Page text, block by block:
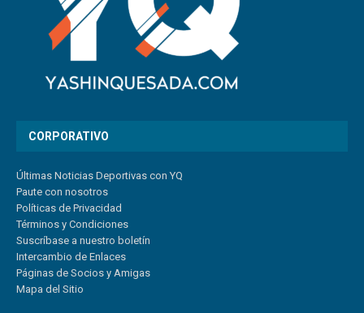
CORPORATIVO
Últimas Noticias Deportivas con YQ
Paute con nosotros
Políticas de Privacidad
Términos y Condiciones
Suscríbase a nuestro boletín
Intercambio de Enlaces
Páginas de Socios y Amigas
Mapa del Sitio